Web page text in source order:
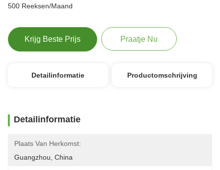
500 Reeksen/Maand
Krijg Beste Prijs Praatje Nu
Detailinformatie Productomschrijving
Detailinformatie
Plaats Van Herkomst:
Guangzhou, China